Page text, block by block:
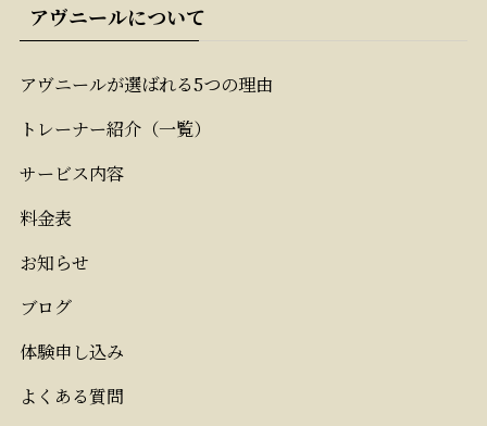
アヴニールについて
アヴニールが選ばれる5つの理由
トレーナー紹介（一覧）
サービス内容
料金表
お知らせ
ブログ
体験申し込み
よくある質問